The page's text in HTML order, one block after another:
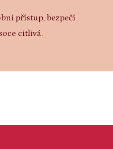
přístup, bezpečí
citlivá.